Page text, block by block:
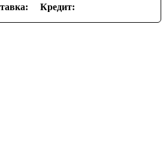
Кредит: